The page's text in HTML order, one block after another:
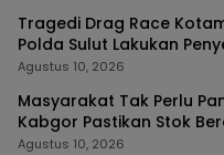
Tragedi Drag Race
Polda Sulut Lakukan
Agustus 10, 2026
Masyarakat Tak Perlu
Kabgor Pastikan Stok
Agustus 10, 2026